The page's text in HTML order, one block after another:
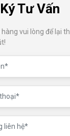
Tư Vấn
vui lòng để lại